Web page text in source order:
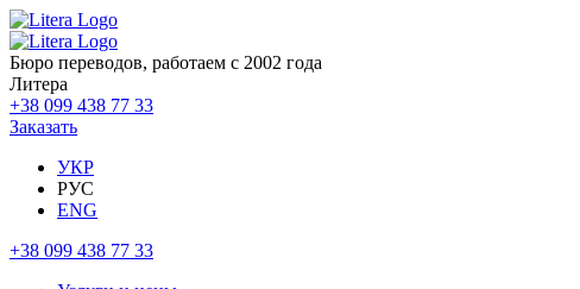
Бюро переводов, работаем с 2002 года
Литера
+38 099 438 77 33
Заказать
УКР
РУС
ENG
+38 099 438 77 33